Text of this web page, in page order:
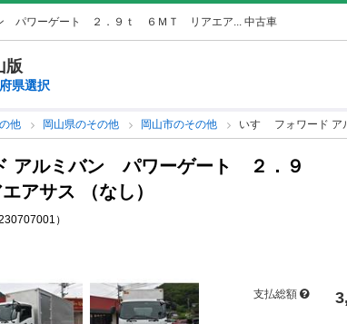
パワーゲート ２．９ｔ ６ＭＴ リアエア... 中古車
版
県選択
他 岡山県のその他 岡山市のその他 いすゞ フォワード
アルミバン パワーゲート ２．９
サス （なし）
）
支払総額